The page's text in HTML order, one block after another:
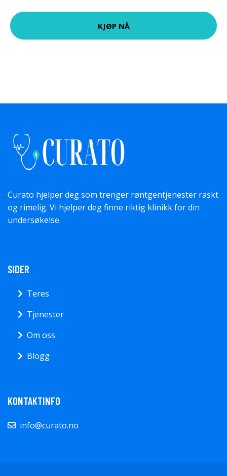
KJØP NÅ
Curato hjelper deg som trenger røntgentjenester raskt
og rimelig. Vi hjelper deg finne riktig klinikk for din
undersøkelse.
SIDER
Teres
Tjenester
Om oss
Blogg
KONTAKTINFO
info@curato.no